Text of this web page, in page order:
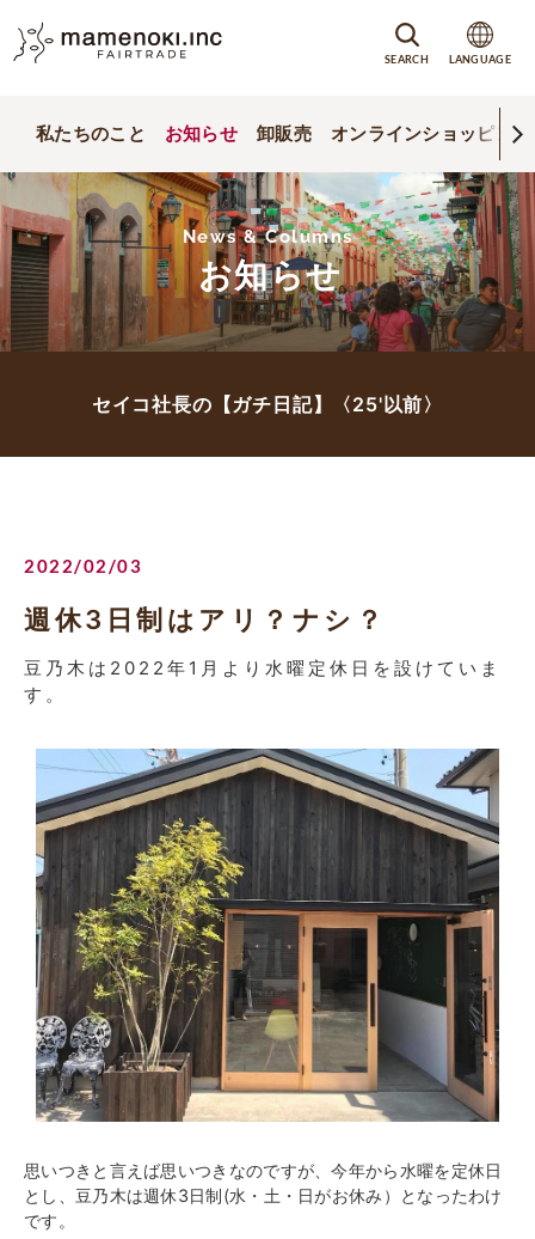
SEARCH LANGUAGE
私たちのこと お知らせ 卸販売 オンラインショッピング
News & Columns
お知らせ
セイコ社長の【ガチ日記】〈25'以前〉
2022/02/03
週休3日制はアリ？ナシ？
豆乃木は2022年1月より水曜定休日を設けていま
す。
思いつきと言えば思いつきなのですが、今年から水曜を定休日
とし、 豆乃木は週休3日制(水・土・日がお休み）となったわけ
です。